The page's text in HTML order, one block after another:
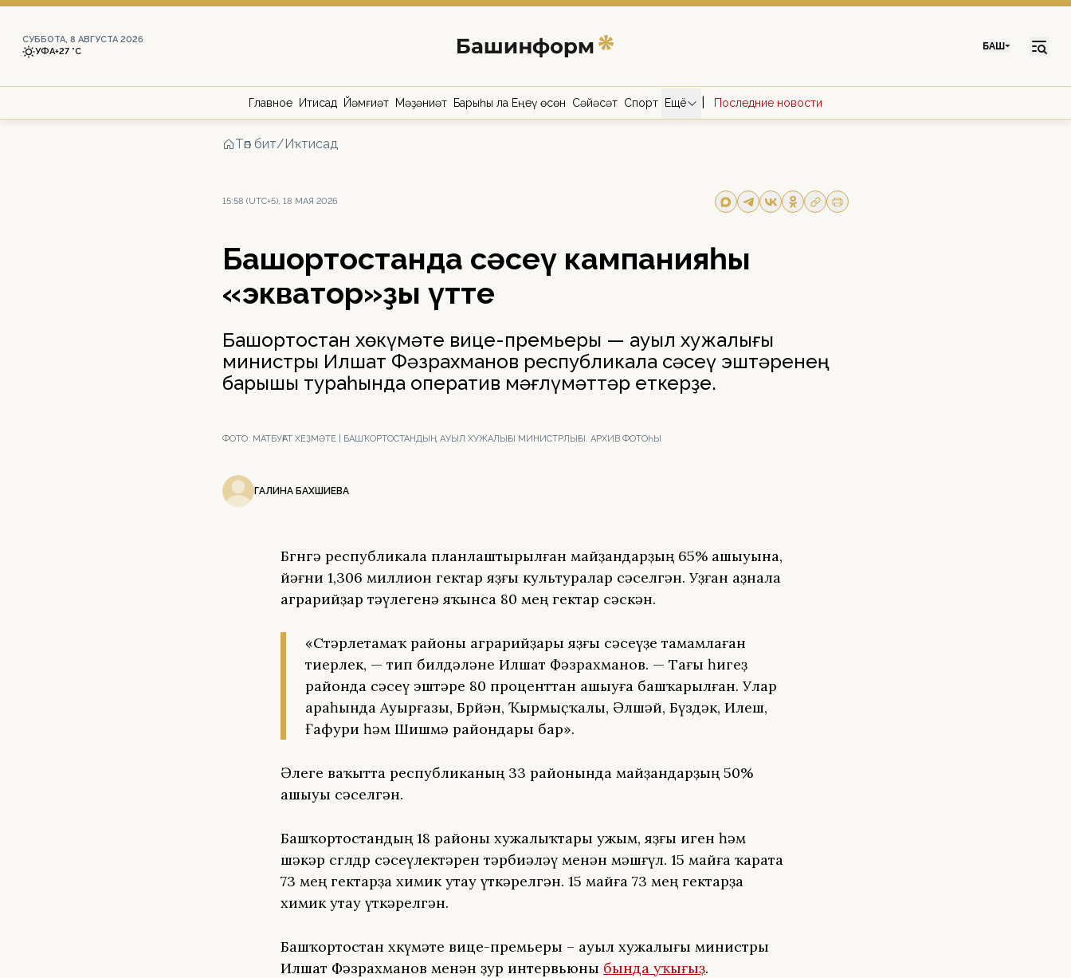
СУББОТА, 8 АВГУСТА 2026
УФА+27 °С БАШ
Главное Иҡтисад Йәмғиәт Мәҙәниәт Барыһы ла Еңеү өсөн Сәйәсәт Спорт Ещё Последние новости
Төп бит/Иҡтисад
15:58 (UTC+5), 18 МАЯ 2026
Башҡортостанда сәсеү кампанияһы
«экватор»ҙы үтте
Башҡортостан хөкүмәте вице-премьеры — ауыл хужалығы
министры Илшат Фәзрахманов республикала сәсеү эштәренең
барышы тураһында оператив мәғлүмәттәр еткерҙе.
ФОТО: МАТБУҒАТ ХЕҘМӘТЕ | БАШҠОРТОСТАНДЫҢ АУЫЛ ХУЖАЛЫҒЫ МИНИСТРЛЫҒЫ. АРХИВ ФОТОҺЫ
ГАЛИНА БАХШИЕВА
Бөгөнгә республикала планлаштырылған майҙандарҙың 65% ашыуына,
йәғни 1,306 миллион гектар яҙғы культуралар сәселгән. Уҙған аҙнала
аграрийҙар тәүлегенә яҡынса 80 мең гектар сәскән.
«Стәрлетамаҡ районы аграрийҙары яҙғы сәсеүҙе тамамлаған
тиерлек, — тип билдәләне Илшат Фәзрахманов. — Тағы һигеҙ
районда сәсеү эштәре 80 проценттан ашыуға башҡарылған. Улар
араһында Ауырғазы, Бөрйән, Ҡырмыҫҡалы, Әлшәй, Бүздәк, Илеш,
Ғафури һәм Шишмә райондары бар».
Әлеге ваҡытта республиканың 33 районында майҙандарҙың 50%
ашыуы сәселгән.
Башҡортостандың 18 районы хужалыҡтары ужым, яҙғы иген һәм
шәкәр сөгөлдөрө сәсеүлектәрен тәрбиәләү менән мәшғүл. 15 майға ҡарата
73 мең гектарҙа химик утау үткәрелгән. 15 майға 73 мең гектарҙа
химик утау үткәрелгән.
Башҡортостан хөкүмәте вице-премьеры – ауыл хужалығы министры
Илшат Фәзрахманов менән ҙур интервьюны бында уҡығыҙ.